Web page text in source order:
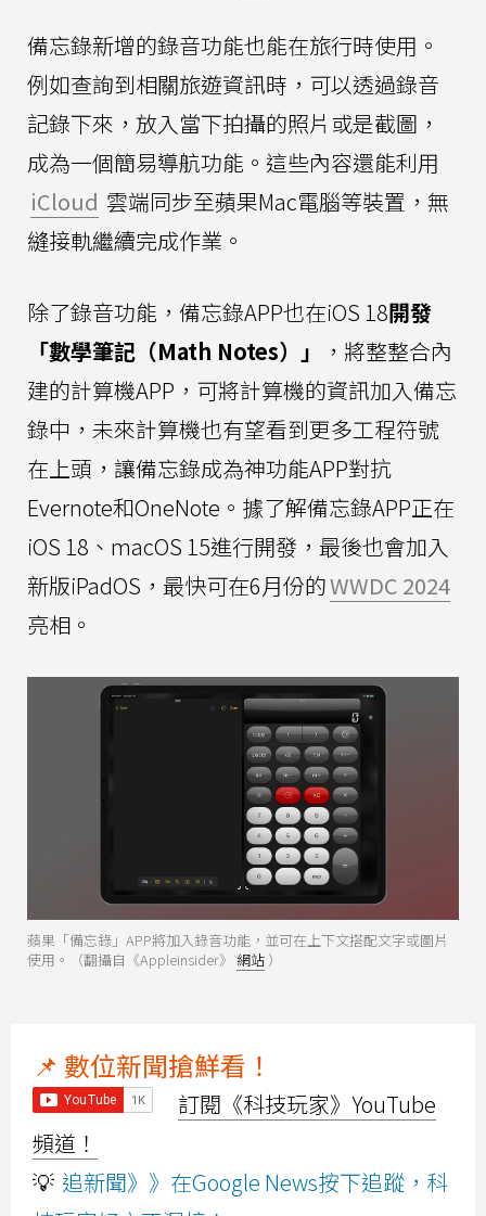
備忘錄新增的錄音功能也能在旅行時使用。
例如查詢到相關旅遊資訊時，可以透過錄音
記錄下來，放入當下拍攝的照片或是截圖，
成為一個簡易導航功能。這些內容還能利用
iCloud 雲端同步至蘋果Mac電腦等裝置，無
縫接軌繼續完成作業。
除了錄音功能，備忘錄APP也在iOS 18開發
「數學筆記（Math Notes）」
，將整整合內
建的計算機APP，可將計算機的資訊加入備忘
錄中，未來計算機也有望看到更多工程符號
在上頭，讓備忘錄成為神功能APP對抗
Evernote和OneNote。據了解備忘錄APP正在
iOS 18、macOS 15進行開發，最後也會加入
新版iPadOS，最快可在6月份的WWDC 2024
亮相。
蘋果「備忘錄」APP將加入錄音功能，並可在上下文搭配文字或圖片
使用。（翻攝自《Appleinsider》 網站 ）
📌 數位新聞搶鮮看！
訂閱《科技玩家》YouTube
頻道！
💡 追新聞》》在Google News按下追蹤，科